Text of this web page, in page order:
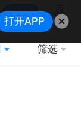
搜索
地图
筛选
打开APP